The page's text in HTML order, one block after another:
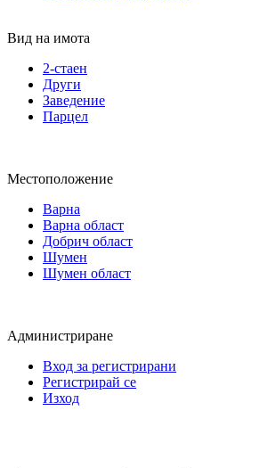
Вид на имота
2-стаен
Други
Заведение
Парцел
Местоположение
Варна
Варна област
Добрич област
Шумен
Шумен област
Администриране
Вход за регистрирани
Регистрирай се
Изход